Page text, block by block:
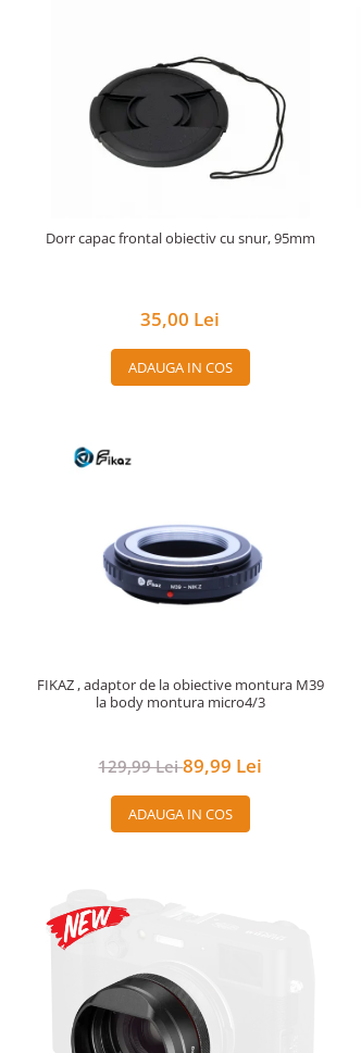
Dorr capac frontal obiectiv cu snur, 95mm
35,00 Lei
ADAUGA IN COS
FIKAZ , adaptor de la obiective montura M39
la body montura micro4/3
129,99 Lei89,99 Lei
ADAUGA IN COS